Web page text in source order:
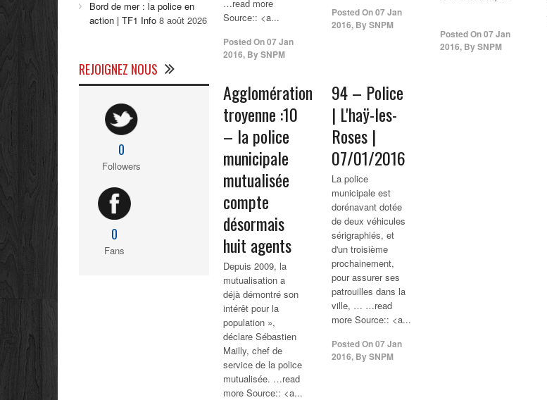
…read more
Source:: <a...
Posted On07 Jan
2016, BySNPM
Posted On07 Jan
2016, BySNPM
Posted On07 Jan
2016, BySNPM
Agglomération
troyenne :10
– la police
municipale
mutualisée
compte
désormais
huit agents
Depuis 2009, la
mutualisation a
déjà démontré son
intérêt pour la
population »,
déclare Sébastien
Mailly, chef de
service de la police
mutualisée. …read
more Source:: <a...
94 – Police
| L'haÿ-les-
Roses |
07/01/2016
La police
municipale est
dorénavant dotée
de deux véhicules
sérigraphiés, et
d'un troisième
prochainement,
pour assurer ses
patrouilles dans la
ville, … …read
more Source:: <a...
Posted On07 Jan
2016, BySNPM
Bord de mer : la police en
action | TF1 Info 8 août 2026
REJOIGNEZ NOUS
0
Followers
0
Fans